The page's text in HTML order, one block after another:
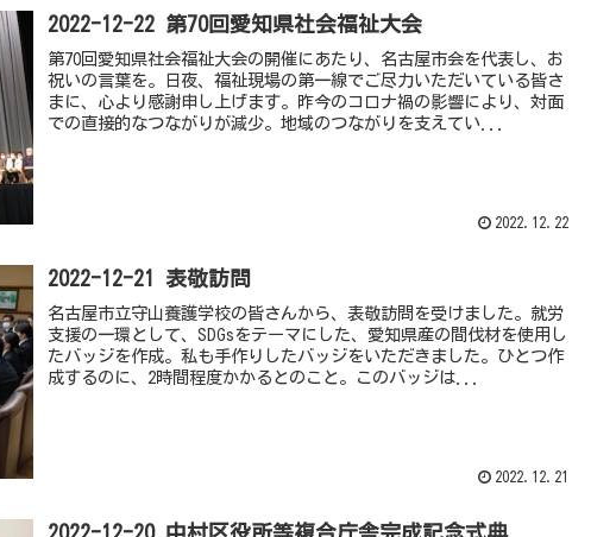
2022-12-22 第70回愛知県社会福祉大会
第70回愛知県社会福祉大会の開催にあたり、名古屋市会を代表し、お
祝いの言葉を。日夜、福祉現場の第一線でご尽力いただいている皆さ
まに、心より感謝申し上げます。昨今のコロナ禍の影響により、対面
での直接的なつながりが減少。地域のつながりを支えてい...
2022.12.22
2022-12-21 表敬訪問
名古屋市立守山養護学校の皆さんから、表敬訪問を受けました。就労
支援の一環として、SDGsをテーマにした、愛知県産の間伐材を使用し
たバッジを作成。私も手作りしたバッジをいただきました。ひとつ作
成するのに、2時間程度かかるとのこと。このバッジは...
2022.12.21
2022-12-20 中村区役所等複合庁舎完成記念式典